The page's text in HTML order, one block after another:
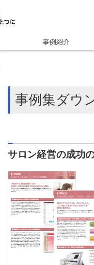
事例紹介
事例集ダウ
サロン経営の成功